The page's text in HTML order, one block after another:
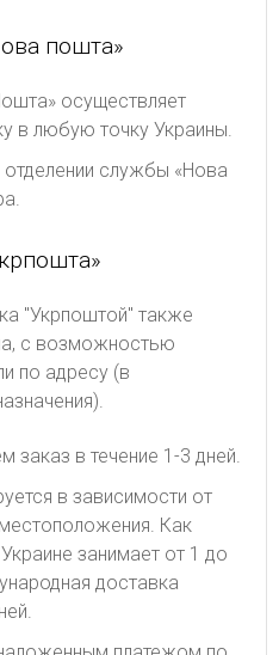
пошта»
осуществляет
в любую точку Украины.
службы «Нова
"Укрпоштой" также
с возможностью
по адресу (в
заказ в течение 1-3 дней.
в зависимости от
Как
занимает от 1 до
доставка